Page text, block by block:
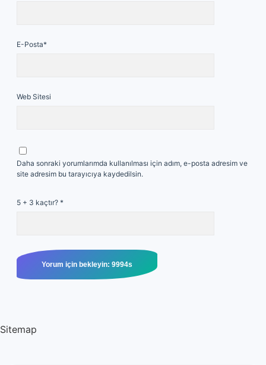
E-Posta*
Web Sitesi
Daha sonraki yorumlarımda kullanılması için adım, e-posta adresim ve
site adresim bu tarayıcıya kaydedilsin.
5 + 3 kaçtır? *
Sitemap